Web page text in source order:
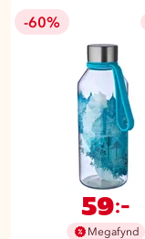
-60%
59:-
Megafynd